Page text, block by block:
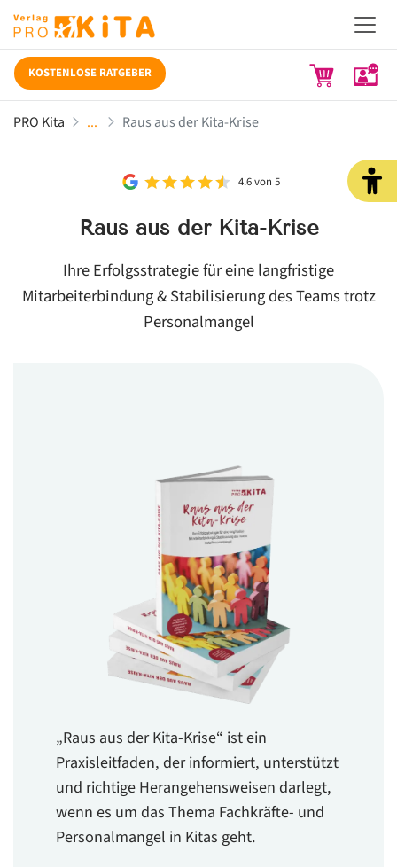
KOSTENLOSE RATGEBER
PRO Kita Raus aus der Kita-Krise
4.6 von 5
Raus aus der Kita-Krise
Ihre Erfolgsstrategie für eine langfristige
Mitarbeiterbindung & Stabilisierung des Teams trotz
Personalmangel
„Raus aus der Kita-Krise“ ist ein
Praxisleitfaden, der informiert, unterstützt
und richtige Herangehensweisen darlegt,
wenn es um das Thema Fachkräfte- und
Personalmangel in Kitas geht.